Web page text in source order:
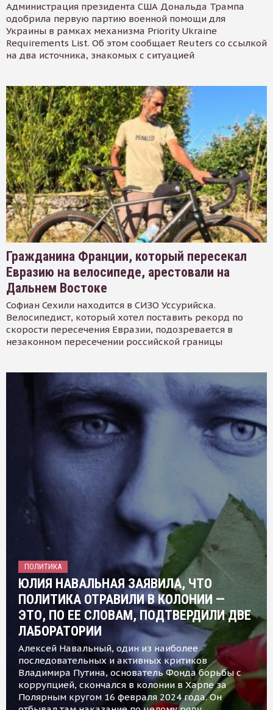
Администрация президента США Дональда Трампа
одобрила первую партию военной помощи для
Украины в рамках механизма Priority Ukraine
Requirements List. Об этом сообщает Reuters со ссылкой
на два источника, знакомых с ситуацией
Гражданина Франции, который пересекал
Евразию на велосипеде, арестовали на
Дальнем Востоке
Софиан Сехили находится в СИЗО Уссурийска.
Велосипедист, который хотел поставить рекорд по
скорости пересечения Евразии, подозревается в
незаконном пересечении российской границы
ПОЛИТИКА
ЮЛИЯ НАВАЛЬНАЯ ЗАЯВИЛА, ЧТО
ПОЛИТИКА ОТРАВИЛИ В КОЛОНИИ —
ЭТО, ПО ЕЕ СЛОВАМ, ПОДТВЕРДИЛИ ДВЕ
ЛАБОРАТОРИИ
Алексей Навальный, один из наиболее
последовательных и активных критиков
Владимира Путина, основатель Фонда борьбы с
коррупцией, скончался в колонии в Харпе за
Полярным кругом 16 февраля 2024 года. Он